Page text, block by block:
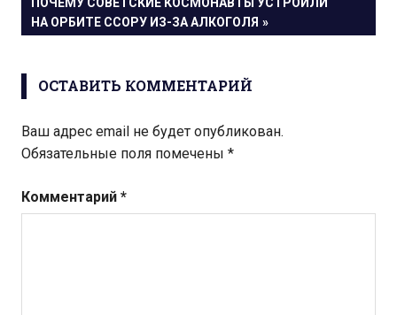
записям
ЗАПИСЬ:
НА ОРБИТЕ ССОРУ ИЗ-ЗА АЛКОГОЛЯ
ОСТАВИТЬ КОММЕНТАРИЙ
Ваш адрес email не будет опубликован.
Обязательные поля помечены *
Комментарий *